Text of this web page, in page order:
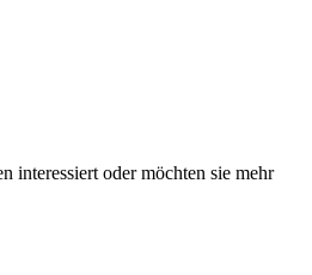
interessiert oder möchten sie mehr